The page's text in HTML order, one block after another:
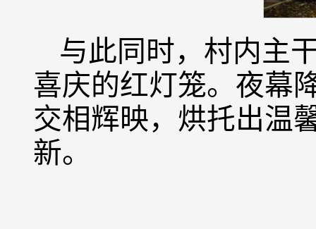
与此同时，村内主
喜庆的红灯笼。夜幕
交相辉映，烘托出温
新。